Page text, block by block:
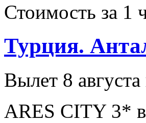
Стоимость за 1
Турция.
Вылет 8
ARES CITY 3*